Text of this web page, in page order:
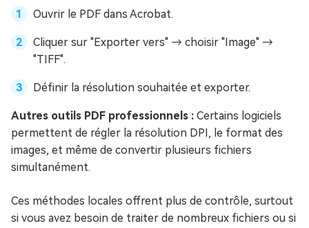
Ouvrir le PDF dans Acrobat.
Cliquer sur "Exporter vers" → choisir "Image" →
"TIFF".
Définir la résolution souhaitée et exporter.
Autres outils PDF professionnels : Certains logiciels
permettent de régler la résolution DPI, le format des
images, et même de convertir plusieurs fichiers
simultanément.
Ces méthodes locales offrent plus de contrôle, surtout
si vous avez besoin de traiter de nombreux fichiers ou si